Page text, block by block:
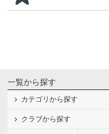
一覧から探す
カテゴリから探す
クラブから探す